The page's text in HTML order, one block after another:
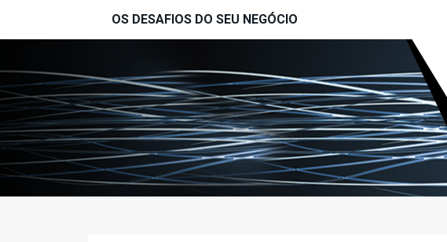
OS DESAFIOS DO SEU NEGÓCIO